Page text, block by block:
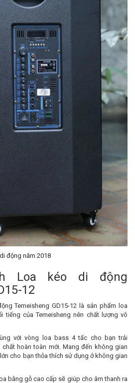
động năm 2018
Loa kéo di động
12
Temeisheng GD15-12 là sản phẩm loa
tiếng của Temeisheng nên chất lượng vô
với vòng loa bass 4 tấc cho bạn trải
hoàn toàn mới. Mang đến không gian
cho bạn thỏa thích sử dụng ở không gian
bằng gỗ cao cấp sẽ giúp cho âm thanh ra